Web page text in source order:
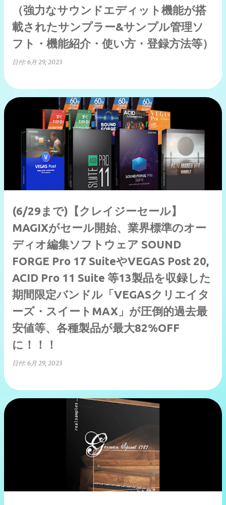
（強力なサウンドエディット機能が搭
載されたサンプラー&サンプル管理ソ
フト・機能紹介・使い方・登録方法等）
日付: 6月 29, 2023
(6/29まで)【クレイジーセール】
MAGIXがセール開始、業界標準のオー
ディオ編集ソフトウェア SOUND
FORGE Pro 17 SuiteやVEGAS Post 20,
ACID Pro 11 Suite 等13製品を収録した
期間限定バンドル「VEGASクリエイタ
ーズ・スイートMAX」が圧倒的過去最
安値等、各種製品が最大82%OFF
に！！！
日付: 6月 29, 2023